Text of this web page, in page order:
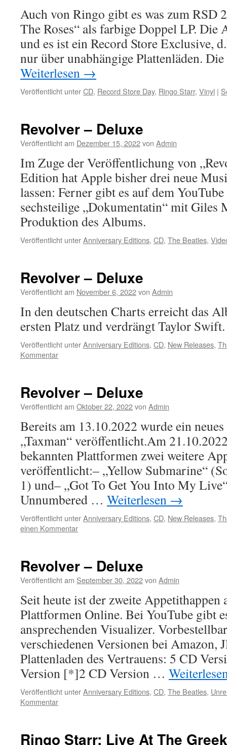
Auch von Ringo gibt es was zum RSD
The Roses“ als farbige Doppel LP. Die
und es ist ein Record Store Exclusive,
nur über unabhängige Plattenläden.
Weiterlesen →
Veröffentlicht unterCD, Record Store Day, Ringo Starr, Vinyl |
Revolver – Deluxe
Veröffentlicht am Dezember 15, 2022von Admin
Im Zuge der Veröffentlichung von
Edition hat Apple bisher drei neue
lassen: Ferner gibt es auf dem
sechsteilige „Dokumentatin“ mit Giles
Produktion des Albums.
Veröffentlicht unterAnniversary Editions, CD, The Beatles,
Revolver – Deluxe
Veröffentlicht am November 6, 2022von Admin
In den deutschen Charts erreicht das
ersten Platz und verdrängt Taylor Swift.
Veröffentlicht unterAnniversary Editions, CD, New Releases,
Kommentar
Revolver – Deluxe
Veröffentlicht am Oktober 22, 2022von Admin
Bereits am 13.10.2022 wurde ein
„Taxman“ veröffentlicht.Am
bekannten Plattformen zwei weitere
veröffentlicht:– „Yellow Submarine“
1) und– „Got To Get You Into My
Unnumbered … Weiterlesen →
Veröffentlicht unterAnniversary Editions, CD, New Releases,
einen Kommentar
Revolver – Deluxe
Veröffentlicht am September 30, 2022von Admin
Seit heute ist der zweite Appetithappen
Plattformen Online. Bei YouTube gibt
ansprechenden Visualizer.
verschiedenen Versionen bei Amazon,
Plattenladen des Vertrauens: 5 CD
Version [*]2 CD Version …
Veröffentlicht unterAnniversary Editions, CD, The Beatles,
Kommentar
Ringo Starr: Live At The